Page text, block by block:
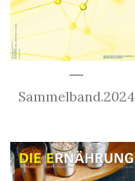
Sammelband.2024